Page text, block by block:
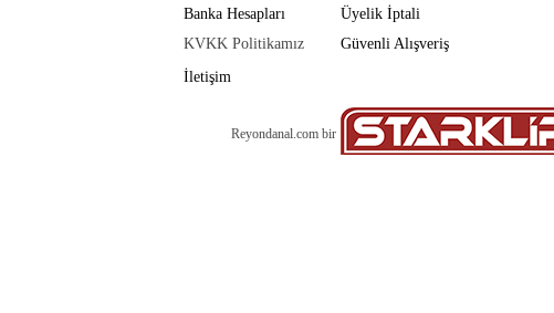
Banka Hesapları
Üyelik İptali
KVKK Politikamız
Güvenli Alışveriş
İletişim
Reyondanal.com bir